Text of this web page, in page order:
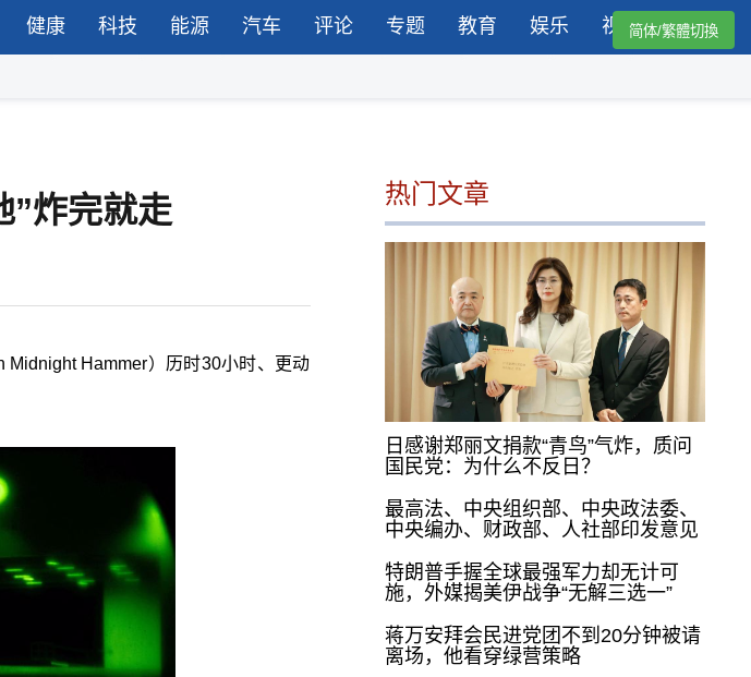
健康 科技 能源 汽车 评论 专题 教育 娱乐 视频简体/繁體切換
”炸完就走
Midnight Hammer）历时30小时、更动
热门文章
日感谢郑丽文捐款“青鸟”气炸，质问
国民党：为什么不反日？
最高法、中央组织部、中央政法委、
中央编办、财政部、人社部印发意见
特朗普手握全球最强军力却无计可
施，外媒揭美伊战争“无解三选一”
蒋万安拜会民进党团不到20分钟被请
离场，他看穿绿营策略